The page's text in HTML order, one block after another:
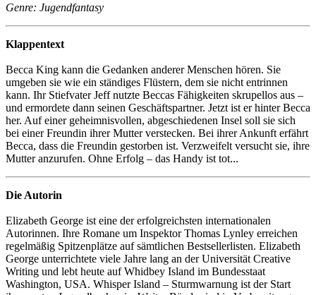
Genre: Jugendfantasy
Klappentext
Becca King kann die Gedanken anderer Menschen hören. Sie
umgeben sie wie ein ständiges Flüstern, dem sie nicht entrinnen
kann. Ihr Stiefvater Jeff nutzte Beccas Fähigkeiten skrupellos aus –
und ermordete dann seinen Geschäftspartner. Jetzt ist er hinter Becca
her. Auf einer geheimnisvollen, abgeschiedenen Insel soll sie sich
bei einer Freundin ihrer Mutter verstecken. Bei ihrer Ankunft erfährt
Becca, dass die Freundin gestorben ist. Verzweifelt versucht sie, ihre
Mutter anzurufen. Ohne Erfolg – das Handy ist tot...
Die Autorin
Elizabeth George ist eine der erfolgreichsten internationalen
Autorinnen. Ihre Romane um Inspektor Thomas Lynley erreichen
regelmäßig Spitzenplätze auf sämtlichen Bestsellerlisten. Elizabeth
George unterrichtete viele Jahre lang an der Universität Creative
Writing und lebt heute auf Whidbey Island im Bundesstaat
Washington, USA. Whisper Island – Sturmwarnung ist der Start